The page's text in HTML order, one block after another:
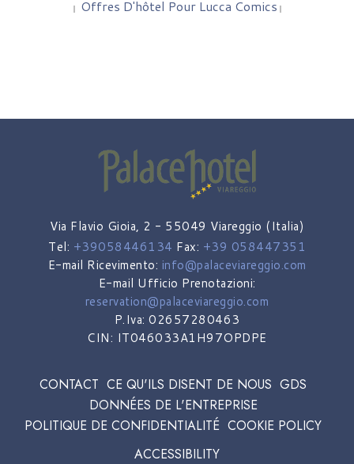
| Offres D'hôtel Pour Lucca Comics |
Via Flavio Gioia, 2 - 55049 Viareggio (Italia)
Tel: +39058446134 Fax: +39 058447351
E-mail Ricevimento: info@palaceviareggio.com
E-mail Ufficio Prenotazioni:
reservation@palaceviareggio.com
P.Iva: 02657280463
CIN: IT046033A1H97OPDPE
CONTACT CE QU'ILS DISENT DE NOUS GDS
DONNÉES DE L'ENTREPRISE
POLITIQUE DE CONFIDENTIALITÉ COOKIE POLICY
ACCESSIBILITY